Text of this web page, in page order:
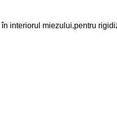
interiorul miezului,pentru